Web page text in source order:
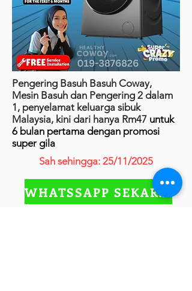
Pengering Basuh Basuh Coway,
Mesin Basuh dan Pengering 2 dalam
1, penyelamat keluarga sibuk
Malaysia, kini dari hanya Rm47 untuk
6 bulan pertama dengan promosi
super gila
Sah sehingga: 25/11/2025
WHATSSAPP SEKARANG